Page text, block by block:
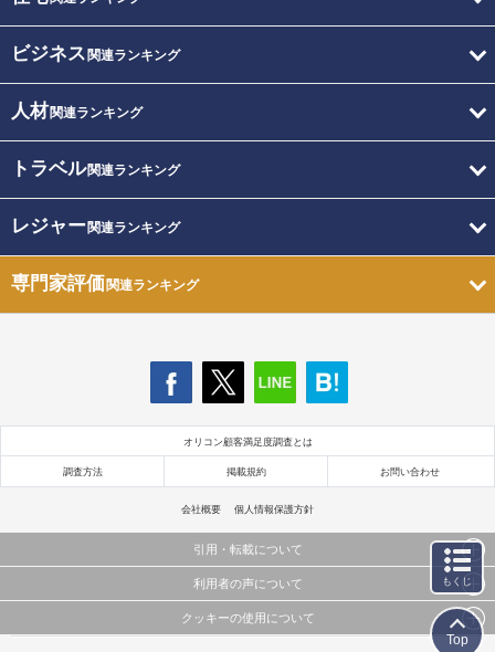
ビジネス 関連ランキング
人材関連ランキング
トラベル関連ランキング
レジャー関連ランキング
専門家評価関連ランキング
オリコン顧客満足度調査とは
調査方法 掲載規約 お問い合わせ
会社概要 個人情報保護方針
引用・転載について
当サイトで公開されている情報（文字、写真、イラスト、画像データ等）及びこれらの配置・
これらの情報を権利者の許可なく無断転載・複製などの二次利用を行うことは固く禁じており
利用者の声について
当サイトに掲載している内容はすべてサービスの利用者が提出された見解・感想です。
クッキーの使用について
もくじ
Top